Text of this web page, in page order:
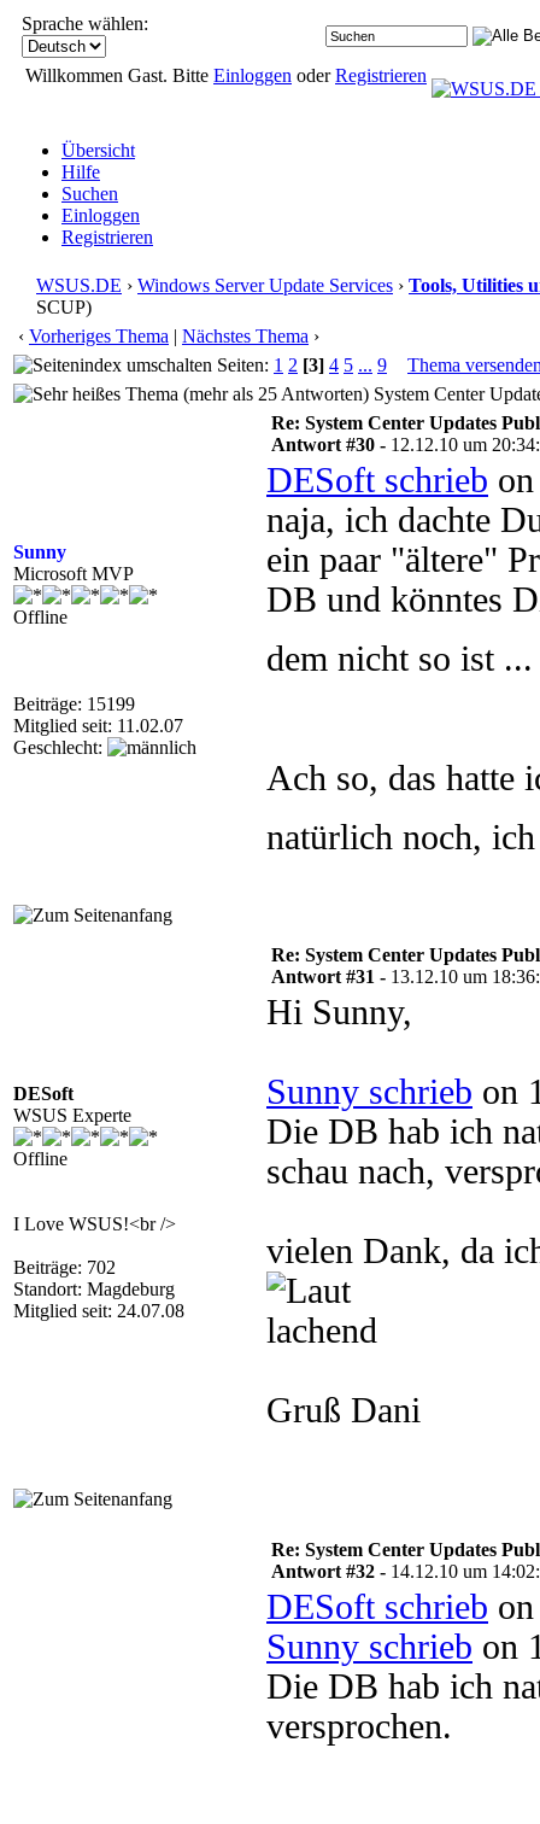
Sprache wählen:
Willkommen Gast. Bitte Einloggen oderRegistrieren
Übersicht
Hilfe
Suchen
Einloggen
Registrieren
WSUS.DE › Windows Server Update Services › Tools, Utilities
SCUP)
‹ Vorheriges Thema | Nächstes Thema ›
Seiten: 1 2 [3] 4 5 ... 9
Thema
System Center
Sunny
Microsoft MVP
Offline
Beiträge: 15199
Mitglied seit: 11.02.07
Geschlecht:
Re: System Center Updates
Antwort #30 - 12.12.10 um
DESoft schrieb
naja, ich dachte
ein paar "ältere"
DB und könntes
dem nicht so ist
Ach so, das hatte
natürlich noch,
DESoft
WSUS Experte
Offline
I Love WSUS!<br />
Beiträge: 702
Standort: Magdeburg
Mitglied seit: 24.07.08
Re: System Center Updates
Antwort #31 - 13.12.10 um
Hi Sunny,
Sunny schrieb on
Die DB hab ich
schau nach,
vielen Dank, da
Gruß Dani
Re: System Center Updates
Antwort #32 - 14.12.10 um
DESoft schrieb
Sunny schrieb on
Die DB hab ich
versprochen.